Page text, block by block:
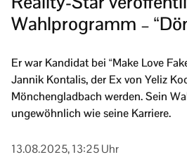
Wahlprogramm –
Er war Kandidat bei “Make Love
Jannik Kontalis, der Ex von Yeliz
Mönchengladbach werden. Sein
ungewöhnlich wie seine Karriere.
13.08.2025, 13:25 Uhr